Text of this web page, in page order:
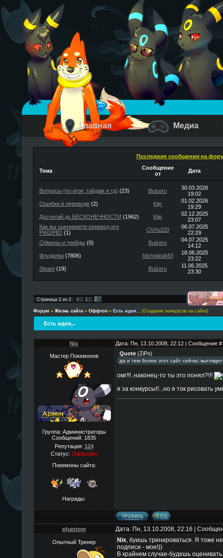
Главная Медиа
Последние сообщения на
Тема
Сообщение
от
Дата
Вопросы (по игре, гайдам и тд) (23) Buizeru
30.03.2026
19:02
Ошибки в переводе(2) Kijo
01.02.2026
19:29
Досчитай до БЕСКОНЕЧНОСТИ (1962) Kijo
02.12.2025
23:07
Как вы оцениваете перевод игр
PW2/PB2(1) ChiYu220
06.07.2025
22:29
Обмены и трейды (0) Buizeru
04.07.2025
14:12
Флудилка(7806) Nicholasik83
18.06.2025
23:22
Steam(19) Buizeru
11.06.2025
23:30
Страница 2из 2 « 1 2
Форум » Жизнь сайта » Оффтоп » Есть идея... (Создание конкурсов на сайте)
Есть идея...
Nix Дата: Пн, 13.10.2008, 22:12 | Сообщение #
Мастер Покемонов
Группа: Администраторы
Сообщений: 1835
Репутация: 124
Статус: Оффлайн
Покемоны сайта:
Награды:
Quote(ZiPo)
да и тем более этот сайт сейчас
омг!!!..наконец-то ты это понял?!!!
я за конкурсы!!...но я ток рисовать
phantom Дата: Пн, 13.10.2008, 22:16 |
Опытный Тренер Nix, буишь тренироваться. Я тоже
подписи - мое!))
В крайнем случае-будешь оценивать.